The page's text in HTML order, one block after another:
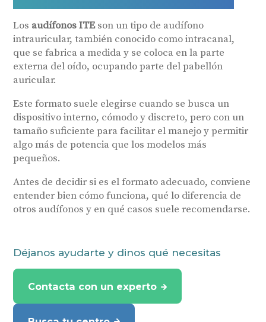
Los audífonos ITEson un tipo de audífono
intrauricular, también conocido como intracanal,
que se fabrica a medida y se coloca en la parte
externa del oído, ocupando parte del pabellón
auricular.
Este formato suele elegirse cuando se busca un
dispositivo interno, cómodo y discreto, pero con un
tamaño suficiente para facilitar el manejo y permitir
algo más de potencia que los modelos más
pequeños.
Antes de decidir si es el formato adecuado, conviene
entender bien cómo funciona, qué lo diferencia de
otros audífonos y en qué casos suele recomendarse.
Déjanos ayudarte y dinos qué necesitas
Contacta con un experto